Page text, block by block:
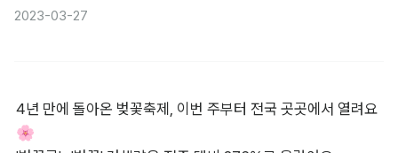
2023-03-27
4년 만에 돌아온 벚꽃축제, 이번 주부터 전국 곳곳에서 열려요
🌸